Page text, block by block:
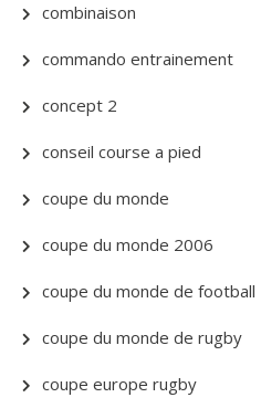
combinaison
commando entrainement
concept 2
conseil course a pied
coupe du monde
coupe du monde 2006
coupe du monde de football
coupe du monde de rugby
coupe europe rugby